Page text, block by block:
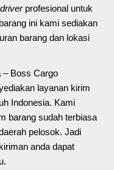
driverprofesional untuk
ini kami sediakan
barang dan lokasi
– Boss Cargo
layanan kirim
Indonesia. Kami
barang sudah terbiasa
pelosok. Jadi
anda dapat